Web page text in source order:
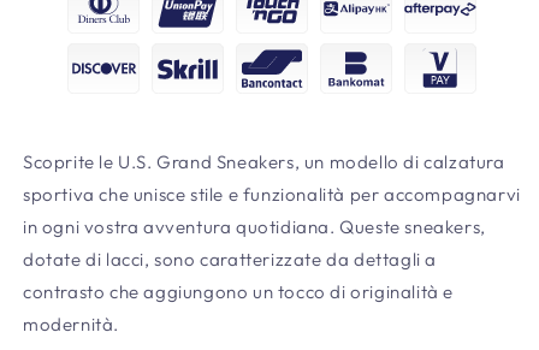
Scoprite le U.S. Grand Sneakers, un modello di calzatura
sportiva che unisce stile e funzionalità per accompagnarvi
in ogni vostra avventura quotidiana. Queste sneakers,
dotate di lacci, sono caratterizzate da dettagli a
contrasto che aggiungono un tocco di originalità e
modernità.